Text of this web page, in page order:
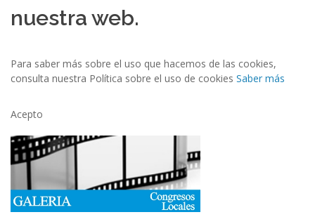
nuestra web.
Para saber más sobre el uso que hacemos de las cookies,
consulta nuestra Política sobre el uso de cookies Saber más
Acepto